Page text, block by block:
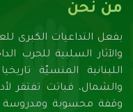
من نحن
والآثار السلبية للحرب
اللبنانية المنسيّة
والشمال، فباتت تفتقر
وقفة محسوبة ومدروسة